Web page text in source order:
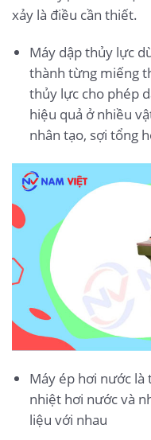
xảy là điều cần thiết.
Máy dập thủy lực
thành từng miếng
thủy lực cho phép
hiệu quả ở nhiều
nhân tạo, sợi tổng
Máy ép hơi nước
nhiệt hơi nước và
liệu với nhau